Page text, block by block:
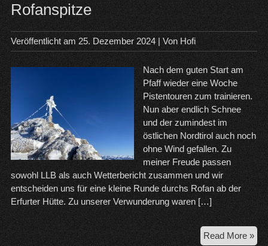
Rofanspitze
Veröffentlicht am 25. Dezember 2024| Von Hofi
Nach dem guten Start am
Pfaff wieder eine Woche
Pistentouren zum trainieren.
Nun aber endlich Schnee
und der zumindest im
östlichen Nordtirol auch noch
ohne Wind gefallen. Zu
meiner Freude passen
sowohl LLB als auch Wetterbericht zusammen und wir
entscheiden uns für eine kleine Runde durchs Rofan ab der
Erfurter Hütte. Zu unserer Verwunderung waren […]
Read More »